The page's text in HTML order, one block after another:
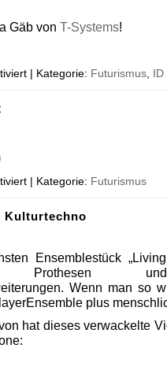
Gäb von T-Systems!
| Kategorie: Futurismus, ID
| Kategorie: Futurismus
Kulturtechno
Ensemblestück
Prothesen
Wenn man so
plus
hat dieses verwackelte